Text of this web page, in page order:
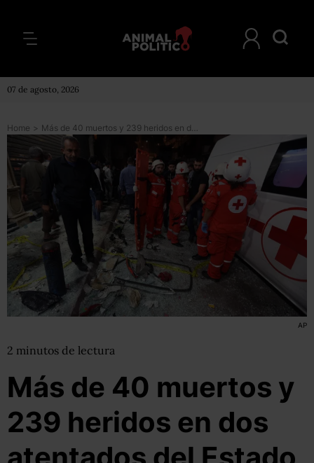
07 de agosto, 2026
Home > Más de 40 muertos y 239 heridos en dos atentados del Estado Islámico ocurridos el jueves en Beirut
AP
2 minutos de lectura
Más de 40 muertos y
239 heridos en dos